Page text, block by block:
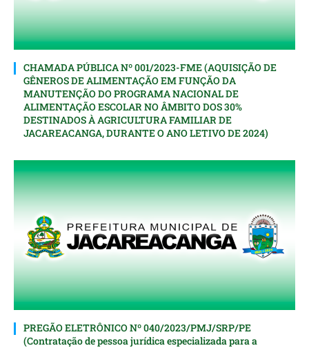
CHAMADA PÚBLICA Nº 001/2023-FME (AQUISIÇÃO DE
GÊNEROS DE ALIMENTAÇÃO EM FUNÇÃO DA
MANUTENÇÃO DO PROGRAMA NACIONAL DE
ALIMENTAÇÃO ESCOLAR NO ÂMBITO DOS 30%
DESTINADOS À AGRICULTURA FAMILIAR DE
JACAREACANGA, DURANTE O ANO LETIVO DE 2024)
PREGÃO ELETRÔNICO Nº 040/2023/PMJ/SRP/PE
(Contratação de pessoa jurídica especializada para a